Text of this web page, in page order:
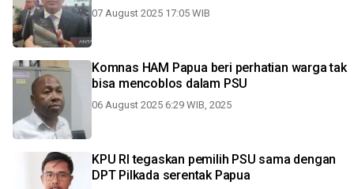
07 August 2025 17:05 WIB
Komnas HAM Papua beri perhatian warga tak
bisa mencoblos dalam PSU
06 August 2025 6:29 WIB, 2025
KPU RI tegaskan pemilih PSU sama dengan
DPT Pilkada serentak Papua